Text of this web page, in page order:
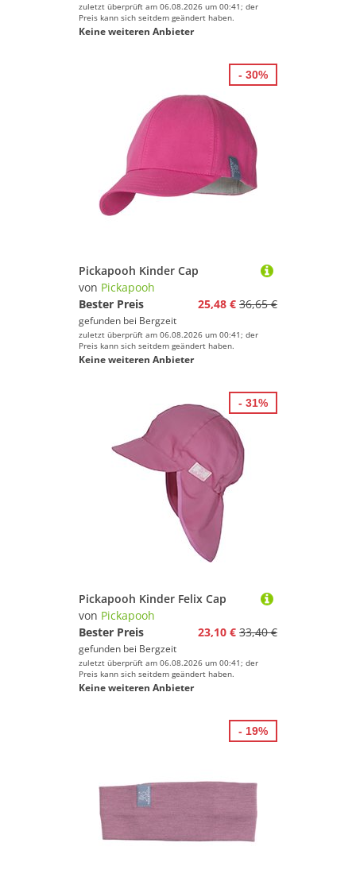
zuletzt überprüft am 06.08.2026 um 00:41; der
Preis kann sich seitdem geändert haben.
Keine weiteren Anbieter
Pickapooh Kinder Cap
von Pickapooh
Bester Preis
25,48 € 36,65 €
gefunden bei Bergzeit
zuletzt überprüft am 06.08.2026 um 00:41; der
Preis kann sich seitdem geändert haben.
Keine weiteren Anbieter
- 30%
Pickapooh Kinder Felix Cap
von Pickapooh
Bester Preis
23,10 € 33,40 €
gefunden bei Bergzeit
zuletzt überprüft am 06.08.2026 um 00:41; der
Preis kann sich seitdem geändert haben.
Keine weiteren Anbieter
- 31%
- 19%